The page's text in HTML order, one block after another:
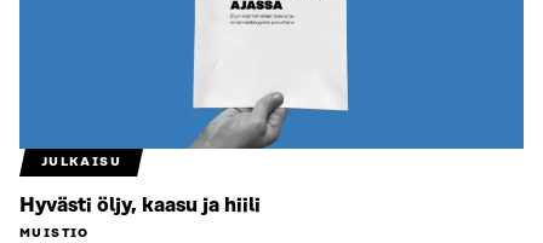
JULKAISU
Hyvästi öljy, kaasu ja hiili
MUISTIO